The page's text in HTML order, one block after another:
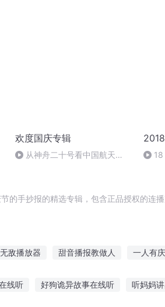
欢度国庆专辑
从神舟二十号看中国航天
的手抄报的精选专辑，包含正品授权的连
无敌播放器 甜音播报教做人 一人有庆
线听 好狗诡异故事在线听 听妈妈